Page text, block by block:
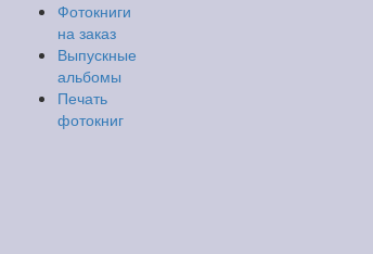
Фотокниги
на заказ
Выпускные
альбомы
Печать
фотокниг